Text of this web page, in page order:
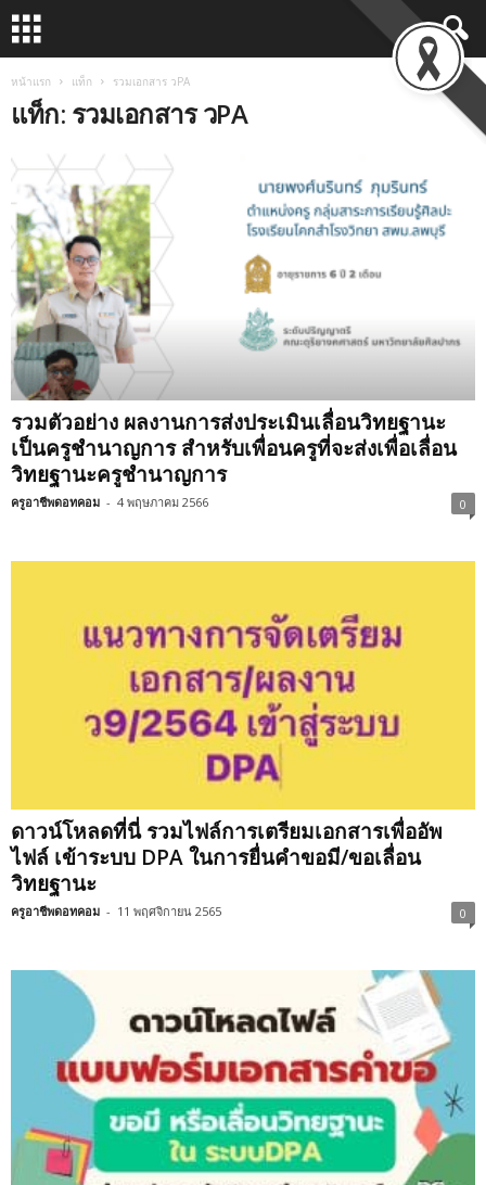
หน้าแรก แท็ก รวมเอกสาร วPA
แท็ก: รวมเอกสาร วPA
รวมตัวอย่าง ผลงานการส่งประเมินเลื่อนวิทยฐานะ
เป็นครูชำนาญการ สำหรับเพื่อนครูที่จะส่งเพื่อเลื่อน
วิทยฐานะครูชำนาญการ
ครูอาชีพดอทคอม - 4 พฤษภาคม 2566 0
ดาวน์โหลดที่นี่ รวมไฟล์การเตรียมเอกสารเพื่ออัพ
ไฟล์ เข้าระบบ DPA ในการยื่นคำขอมี/ขอเลื่อน
วิทยฐานะ
ครูอาชีพดอทคอม - 11 พฤศจิกายน 2565 0